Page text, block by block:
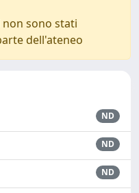
sono stati
dell'ateneo
ND
ND
ND